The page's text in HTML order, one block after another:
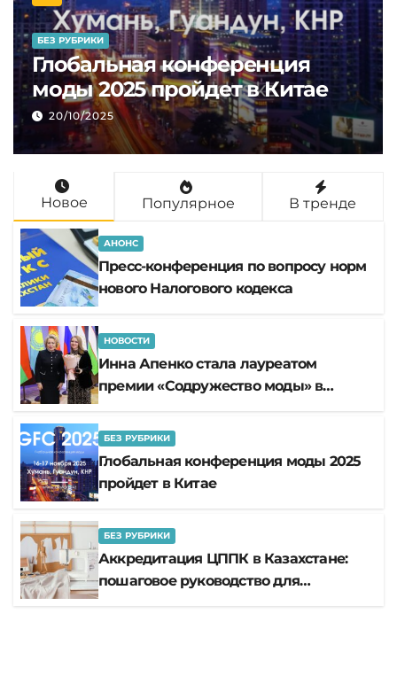
БЕЗ РУБРИКИ
Глобальная конференция
моды 2025 пройдет в Китае
20/10/2025
Новое Популярное В тренде
АНОНС
Пресс-конференция по вопросу норм
нового Налогового кодекса
НОВОСТИ
Инна Апенко стала лауреатом
премии «Содружество моды» в
БЕЗ РУБРИКИ
Глобальная конференция моды 2025
пройдет в Китае
БЕЗ РУБРИКИ
Аккредитация ЦППК в Казахстане:
пошаговое руководство для